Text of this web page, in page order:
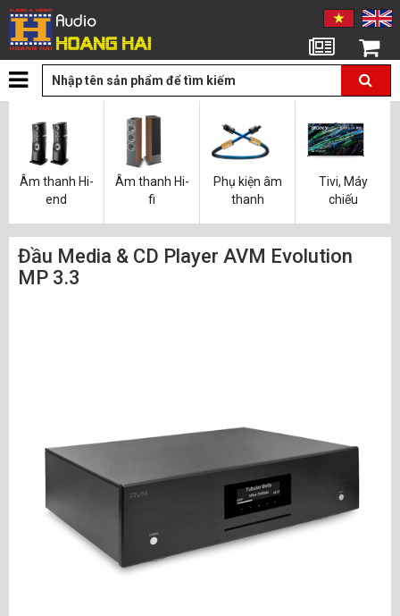
Giỏ hàng
Âm thanh Hi-
end
Âm thanh Hi-
fi
Phụ kiện âm
thanh
Tivi, Máy
chiếu
Đầu Media & CD Player AVM Evolution
MP 3.3